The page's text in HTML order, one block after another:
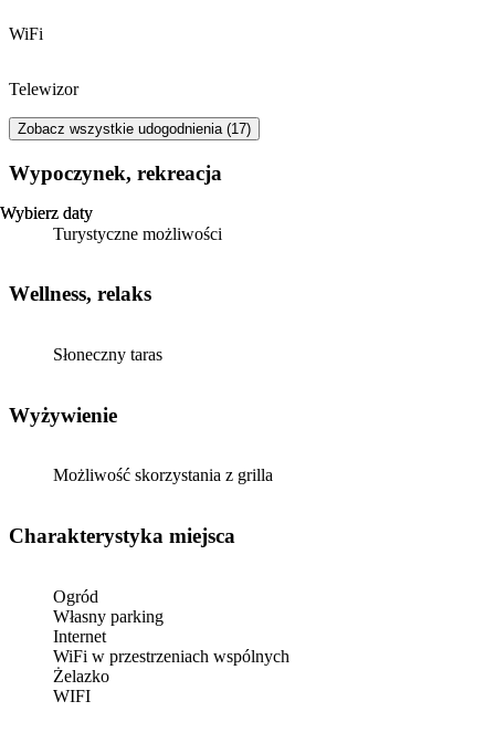
Wybierz daty
Wybierz daty
WiFi
Telewizor
Zobacz wszystkie udogodnienia (17)
Wypoczynek, rekreacja
Turystyczne możliwości
Wellness, relaks
Słoneczny taras
Wyżywienie
Możliwość skorzystania z grilla
Charakterystyka miejsca
Ogród
Własny parking
Internet
WiFi w przestrzeniach wspólnych
Żelazko
WIFI